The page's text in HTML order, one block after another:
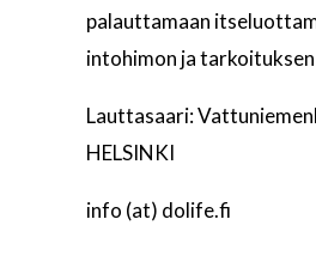
palauttamaan
intohimon ja tarkoituksen
Lauttasaari:
HELSINKI
info (at) dolife.fi